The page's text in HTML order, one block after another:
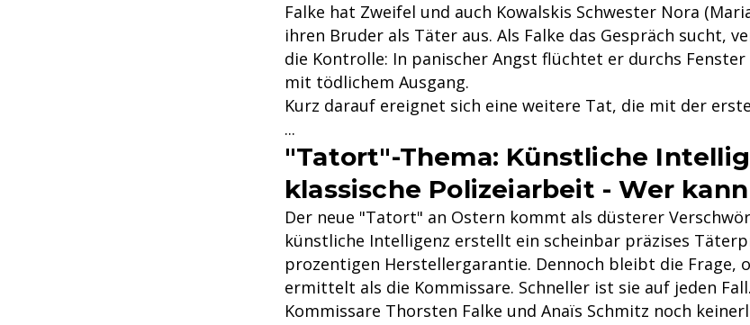
Falke hat Zweifel und auch Kowalskis Schwester Nora
ihren Bruder als Täter aus. Als Falke das Gespräch sucht,
die Kontrolle: In panischer Angst flüchtet er durchs
mit tödlichem Ausgang.
Kurz darauf ereignet sich eine weitere Tat, die mit der
...
"Tatort"-Thema: Künstliche
klassische Polizeiarbeit - Wer
Der neue "Tatort" an Ostern kommt als düsterer
künstliche Intelligenz erstellt ein scheinbar präzises
prozentigen Herstellergarantie. Dennoch bleibt die Frage,
ermittelt als die Kommissare. Schneller ist sie auf jeden
Kommissare Thorsten Falke und Anaïs Schmitz noch